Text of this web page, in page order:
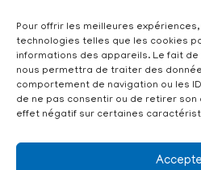
Pour offrir les meilleures
technologies telles que les cookies
informations des appareils. Le fait
nous permettra de traiter des
comportement de navigation ou les
de ne pas consentir ou de retirer son
effet négatif sur certaines
Nos
Demandez
Nous